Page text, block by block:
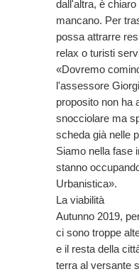
dall'altra, è
mancano. Per
possa attrarre
relax o turisti
«Dovremo
l'assessore
proposito non ha
snocciolare ma
scheda già nelle
Siamo nella fase
stanno
Urbanistica».
La viabilità
Autunno 2019,
ci sono troppe
e il resta della
terra al versante